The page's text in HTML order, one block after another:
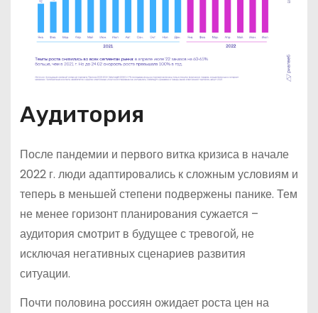
Аудитория
После пандемии и первого витка кризиса в начале
2022 г. люди адаптировались к сложным условиям и
теперь в меньшей степени подвержены панике. Тем
не менее горизонт планирования сужается –
аудитория смотрит в будущее с тревогой, не
исключая негативных сценариев развития
ситуации.
Почти половина россиян ожидает роста цен на